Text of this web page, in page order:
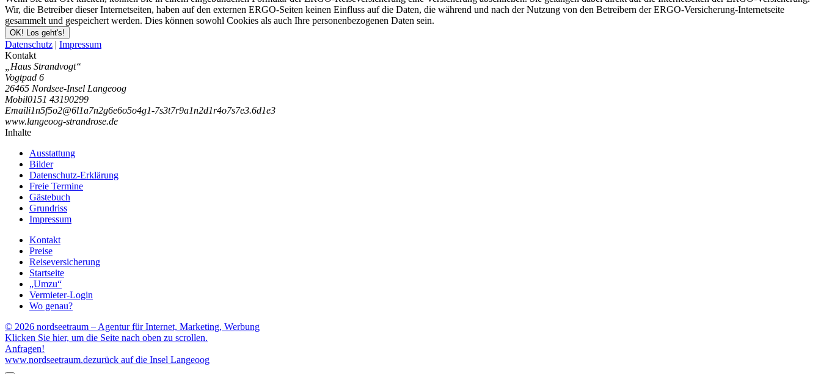
Wir, die Betreiber dieser Internetseiten, haben auf den externen ERGO-Seiten keinen Einfluss auf die Daten, die während und nach der Nutzung von den Betreibern der ERGO-Versicherung-Internetseite
gesammelt und gespeichert werden. Dies können sowohl Cookies als auch Ihre personenbezogenen Daten sein.
OK! Los geht's!
Datenschutz | Impressum
Kontakt
„Haus Strandvogt“
Vogtpad 6
26465 Nordsee-Insel Langeoog
Mobil0151 43190299
Emaili1n5f5o2@6l1a7n2g6e6o5o4g1-7s3t7r9a1n2d1r4o7s7e3.6d1e3
www.langeoog-strandrose.de
Inhalte
Ausstattung
Bilder
Datenschutz-Erklärung
Freie Termine
Gästebuch
Grundriss
Impressum
Kontakt
Preise
Reiseversicherung
Startseite
„Umzu“
Vermieter-Login
Wo genau?
© 2026 nordseetraum – Agentur für Internet, Marketing, Werbung
Klicken Sie hier, um die Seite nach oben zu scrollen.
Anfragen!
www.nordseetraum.dezurück auf die Insel Langeoog